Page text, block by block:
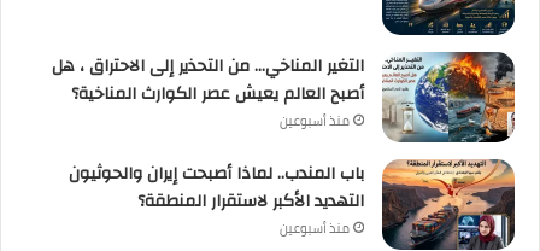
التغير المناخي… من التحذير إلى الاحتراق ، هل
أصبح العالم يعيش عصر الكوارث المناخية؟
منذ أسبوعين
باب المندب.. لماذا أصبحت إيران والحوثيون
التهديد الأكبر لاستقرار المنطقة؟
منذ أسبوعين